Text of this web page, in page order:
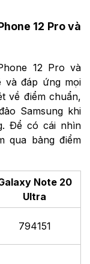
12 Pro và
12 Pro và
và đáp ứng mọi
về điểm chuẩn,
Samsung khi
Để có cái nhìn
qua bảng điểm
Note 20
Ultra
794151